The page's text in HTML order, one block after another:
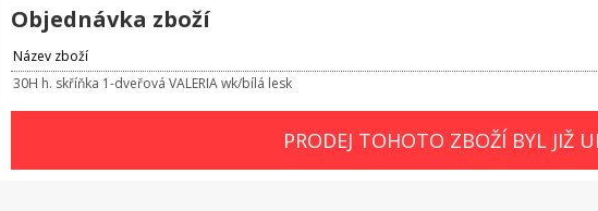
Objednávka zboží
Název zboží
30H h. skříňka 1-dveřová VALERIA wk/bílá lesk
PRODEJ TOHOTO ZBOŽÍ BYL JIŽ